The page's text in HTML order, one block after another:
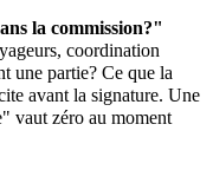
la commission?"
coordination
une partie? Ce que la
avant la signature. Une
vaut zéro au moment